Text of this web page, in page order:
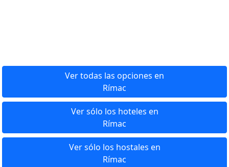
Ver todas las opciones en
Rímac
Ver sólo los hoteles en
Rímac
Ver sólo los hostales en
Rímac